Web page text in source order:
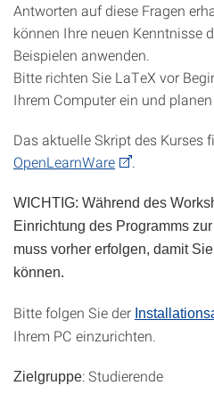
Antworten auf diese Fragen
können Ihre neuen Kenntnisse
Beispielen anwenden.
Bitte richten Sie LaTeX vor
Ihrem Computer ein und
Das aktuelle Skript des Kurses
OpenLearnWare
WICHTIG: Während des
Einrichtung des Programms
muss vorher erfolgen, damit
können.
Bitte folgen Sie der
Ihrem PC einzurichten.
Zielgruppe: Studierende